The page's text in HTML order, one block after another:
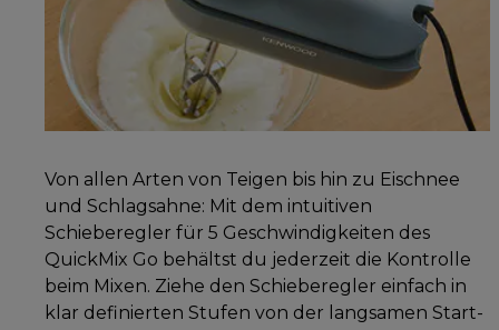
Von allen Arten von Teigen bis hin zu Eischnee
und Schlagsahne: Mit dem intuitiven
Schieberegler für 5 Geschwindigkeiten des
QuickMix Go behältst du jederzeit die Kontrolle
beim Mixen. Ziehe den Schieberegler einfach in
klar definierten Stufen von der langsamen Start-